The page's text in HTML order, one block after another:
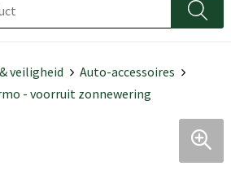
veiligheid
Auto-accessoires
- voorruit zonnewering